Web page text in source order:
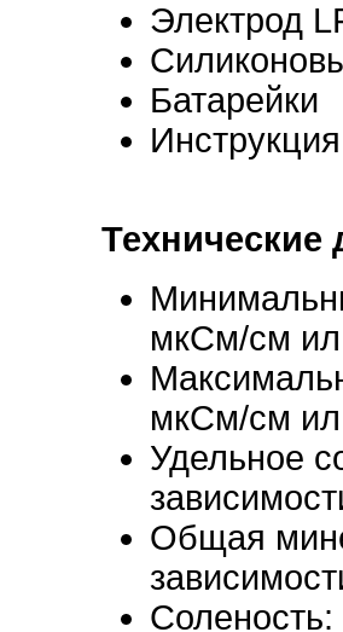
Электрод
Батарейки
Технические
мкСм/см
мкСм/см
Удельное
Общая
Соленость: